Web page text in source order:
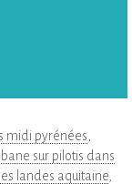
midi pyrénées
sur pilotis dans
landes aquitaine